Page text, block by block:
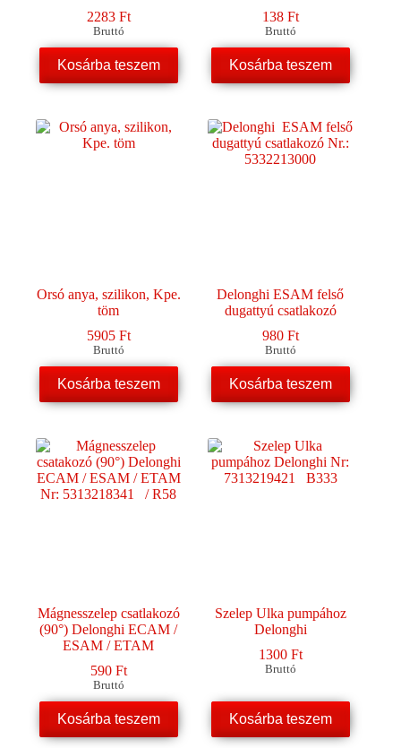
2283 Ft
Bruttó
Kosárba teszem
138 Ft
Bruttó
Kosárba teszem
Orsó anya, szilikon, Kpe.
töm
5905 Ft
Bruttó
Kosárba teszem
Delonghi ESAM felső
dugattyú csatlakozó
980 Ft
Bruttó
Kosárba teszem
Mágnesszelep csatlakozó
(90°) Delonghi ECAM /
ESAM / ETAM
590 Ft
Bruttó
Kosárba teszem
Szelep Ulka pumpához
Delonghi
1300 Ft
Bruttó
Kosárba teszem